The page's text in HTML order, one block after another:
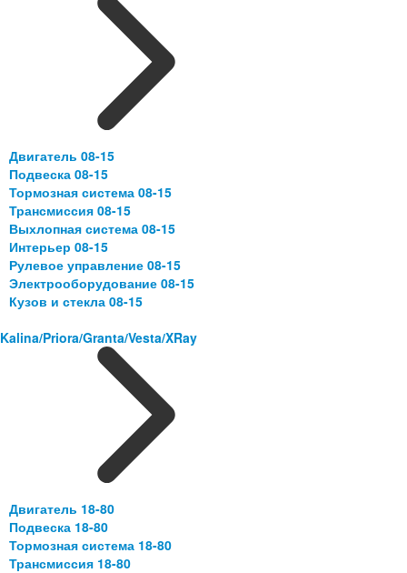
Двигатель 08-15
Подвеска 08-15
Тормозная система 08-15
Трансмиссия 08-15
Выхлопная система 08-15
Интерьер 08-15
Рулевое управление 08-15
Электрооборудование 08-15
Кузов и стекла 08-15
Kalina/Priora/Granta/Vesta/XRay
Двигатель 18-80
Подвеска 18-80
Тормозная система 18-80
Трансмиссия 18-80